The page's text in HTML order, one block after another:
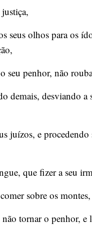
seus olhos para os
penhor, não
demais, desviando
juízos, e
que fizer a seu
sobre os
tornar o penhor,